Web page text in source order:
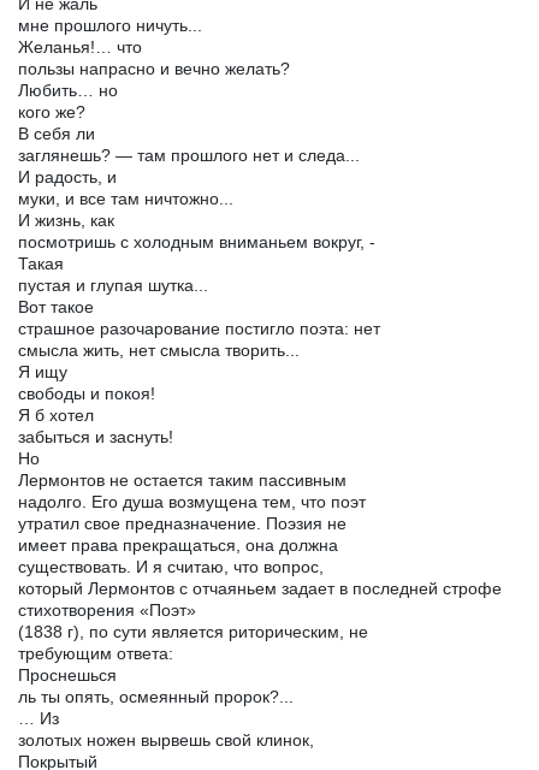
мне прошлого ничуть...
Желанья!… что
пользы напрасно и вечно желать?
Любить… но
кого же?
В себя ли
заглянешь? — там прошлого нет и следа...
И радость, и
муки, и все там ничтожно...
И жизнь, как
посмотришь с холодным вниманьем вокруг, -
Такая
пустая и глупая шутка...
Вот такое
страшное разочарование постигло поэта: нет
смысла жить, нет смысла творить...
Я ищу
свободы и покоя!
Я б хотел
забыться и заснуть!
Но
Лермонтов не остается таким пассивным
надолго. Его душа возмущена тем, что поэт
утратил свое предназначение. Поэзия не
имеет права прекращаться, она должна
существовать. И я считаю, что вопрос,
который Лермонтов с отчаяньем задает в последней строфе
стихотворения «Поэт»
(1838 г), по сути является риторическим, не
требующим ответа:
Проснешься
ль ты опять, осмеянный пророк?...
… Из
золотых ножен вырвешь свой клинок,
Покрытый